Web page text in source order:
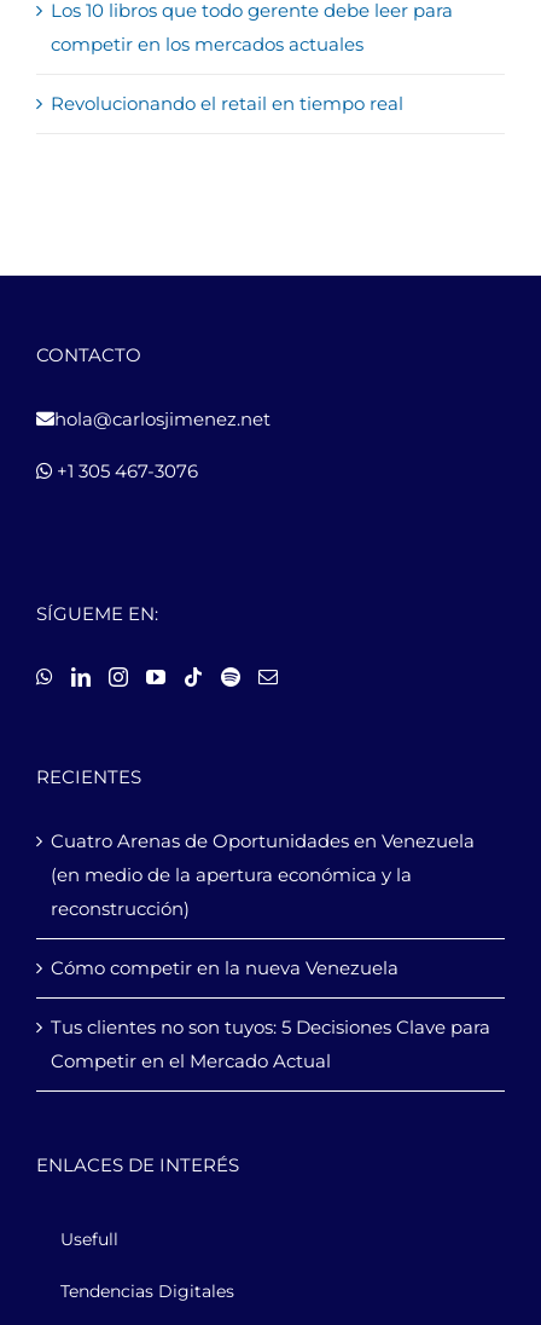
Los 10 libros que todo gerente debe leer para
competir en los mercados actuales
Revolucionando el retail en tiempo real
CONTACTO
hola@carlosjimenez.net
+1 305 467-3076
SÍGUEME EN:
RECIENTES
Cuatro Arenas de Oportunidades en Venezuela
(en medio de la apertura económica y la
reconstrucción)
Cómo competir en la nueva Venezuela
Tus clientes no son tuyos: 5 Decisiones Clave para
Competir en el Mercado Actual
ENLACES DE INTERÉS
Usefull
Tendencias Digitales